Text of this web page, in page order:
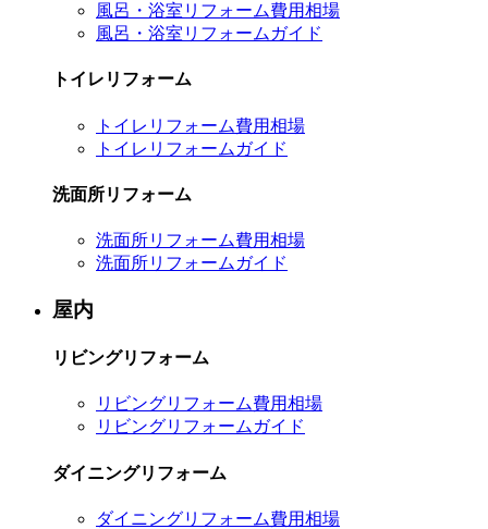
風呂・浴室リフォーム費用相場
風呂・浴室リフォームガイド
トイレリフォーム
トイレリフォーム費用相場
トイレリフォームガイド
洗面所リフォーム
洗面所リフォーム費用相場
洗面所リフォームガイド
屋内
リビングリフォーム
リビングリフォーム費用相場
リビングリフォームガイド
ダイニングリフォーム
ダイニングリフォーム費用相場